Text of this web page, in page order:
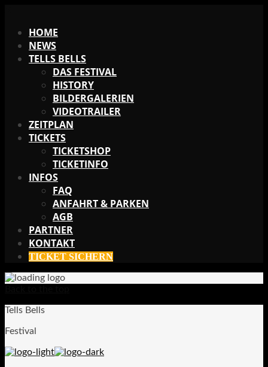
HOME
NEWS
TELLS BELLS
DAS FESTIVAL
HISTORY
BILDERGALERIEN
VIDEOTRAILER
ZEITPLAN
TICKETS
TICKETSHOP
TICKETINFO
INFOS
FAQ
ANFAHRT & PARKEN
AGB
PARTNER
KONTAKT
TICKET SICHERN
Tells Bells
Festival